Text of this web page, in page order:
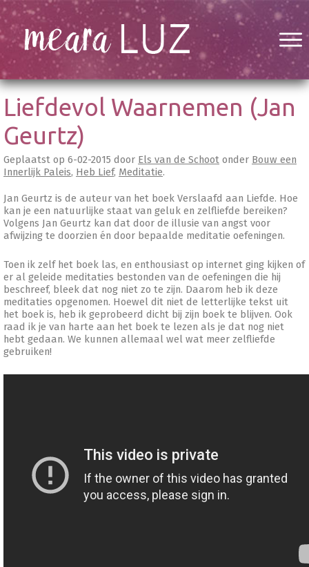
Liefdevol Waarnemen (Jan
Geurtz)
Geplaatst op 6-02-2015 door Els van de Schoot onder Bouw een
Innerlijk Paleis, Heb Lief, Meditatie.
Jan Geurtz is de auteur van het boek Verslaafd aan Liefde. Hoe
kan je een natuurlijke staat van geluk en zelfliefde bereiken?
Volgens Jan Geurtz kan dat door de illusie van angst voor
afwijzing te doorzien én door bepaalde meditatie oefeningen.
Toen ik zelf het boek las, en enthousiast op internet ging kijken of
er al geleide meditaties bestonden van de oefeningen die hij
beschreef, bleek dat nog niet zo te zijn. Daarom heb ik deze
meditaties opgenomen. Hoewel dit niet de letterlijke tekst uit
het boek is, heb ik geprobeerd dicht bij zijn boek te blijven. Ook
raad ik je van harte aan het boek te lezen als je dat nog niet
hebt gedaan. We kunnen allemaal wel wat meer zelfliefde
gebruiken!